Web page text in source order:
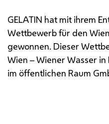
GELATIN hat mit ihrem
Wettbewerb für den
gewonnen. Dieser
Wien – Wiener Wasser
im öffentlichen Raum